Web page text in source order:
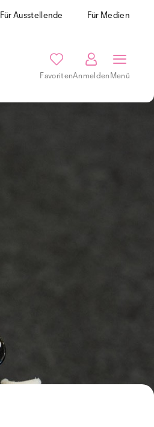
Für Ausstellende Für Medien
FavoritenAnmeldenMenü